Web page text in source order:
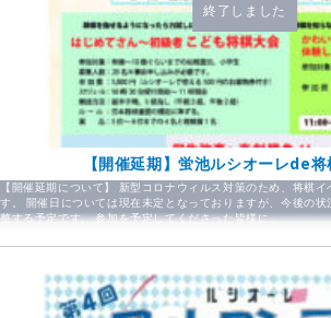
終了しました
【開催延期】蛍池ルシオーレde
【開催延期について】 新型コロナウィルス対策のため、将棋
す。 開催日については現在未定となっておりますが、今後の状
整する予定です。 参加を予定してくださった皆様に…